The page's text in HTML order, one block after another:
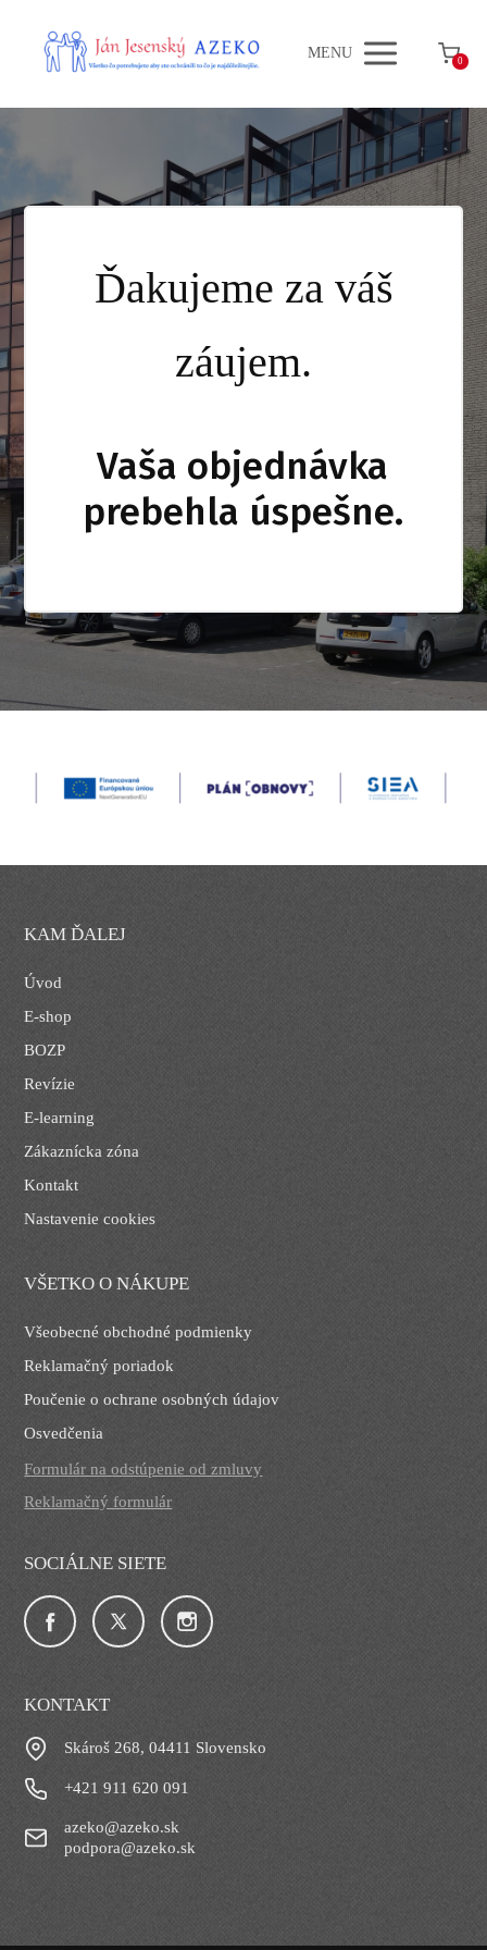
MENU 0
Ďakujeme za váš
záujem.
Vaša objednávka
prebehla úspešne.
KAM ĎALEJ
Úvod
E-shop
BOZP
Revízie
E-learning
Zákaznícka zóna
Kontakt
Nastavenie cookies
VŠETKO O NÁKUPE
Všeobecné obchodné podmienky
Reklamačný poriadok
Poučenie o ochrane osobných údajov
Osvedčenia
Formulár na odstúpenie od zmluvy
Reklamačný formulár
SOCIÁLNE SIETE
KONTAKT
Skároš 268, 04411 Slovensko
+421 911 620 091
azeko@azeko.sk
podpora@azeko.sk